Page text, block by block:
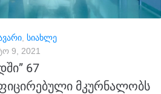
სიახლე
9, 2021
67
მკურნალობს